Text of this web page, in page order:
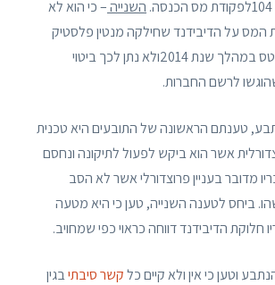
השנייה– כי הוא לא
המס על הדיבידנד שחילקה מנטין פלסטיק
למנטין אינווסטמנטס במהלך שנת 2014ולא נתן לכך ביטוי
לרשם החברות.
טענתם הראשונה של התובעים היא טכנית
אשר הוא ביקש לפעול לתיקונה ונחסם
מדובר בעניין פרוצדורלי אשר לא הסב
ביחס לטענה השנייה, טען כי היא מטעה
חלוקת הדיבידנד דווחה כראוי כפי שמחויב.
קשר סיבתיבגין